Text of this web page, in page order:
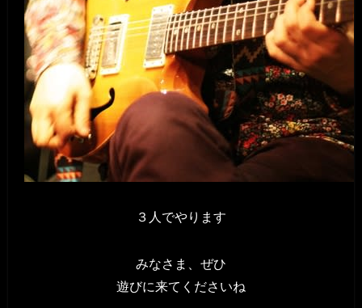
３人でやります
みなさま、ぜひ
遊びに来てくださいね